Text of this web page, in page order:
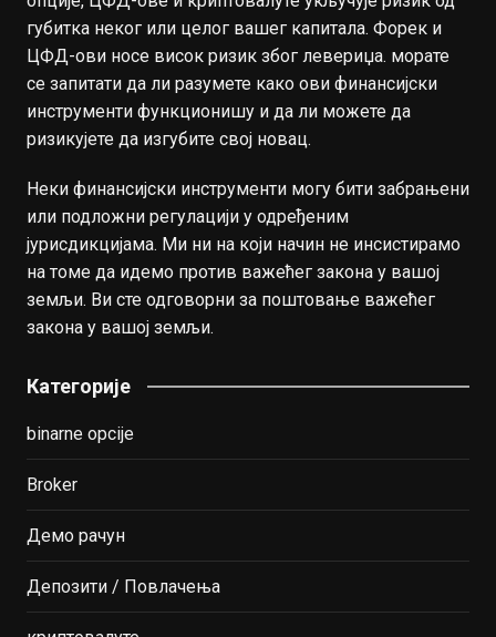
губитка неког или целог вашег капитала. Форек и
ЦФД-ови носе висок ризик због левериџа. морате
се запитати да ли разумете како ови финансијски
инструменти функционишу и да ли можете да
ризикујете да изгубите свој новац.
Неки финансијски инструменти могу бити забрањени
или подложни регулацији у одређеним
јурисдикцијама. Ми ни на који начин не инсистирамо
на томе да идемо против важећег закона у вашој
земљи. Ви сте одговорни за поштовање важећег
закона у вашој земљи.
Категорије
binarne opcije
Broker
Демо рачун
Депозити / Повлачења